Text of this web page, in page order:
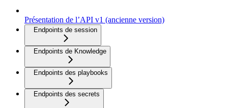
Présentation de l’API v1 (ancienne version)
Endpoints de session
Endpoints de Knowledge
Endpoints des playbooks
Endpoints des secrets